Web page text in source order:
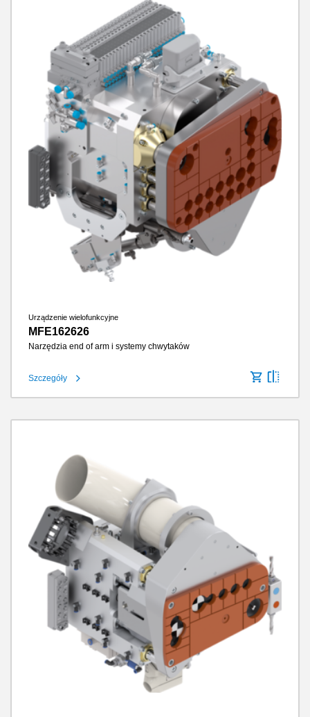
Urządzenie wielofunkcyjne
MFE162626
Narzędzia end of arm i systemy chwytaków
Szczegóły